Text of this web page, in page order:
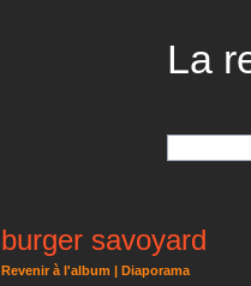
La
burger savoyard
Revenir à l'album | Diaporama